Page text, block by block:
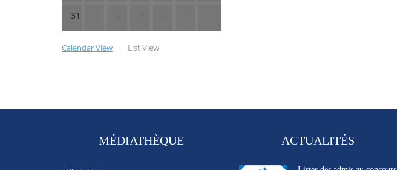
31
Calendar View | List View
MÉDIATHÈQUE ACTUALITÉS